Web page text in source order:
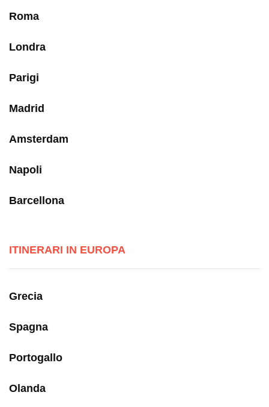
Roma
Londra
Parigi
Madrid
Amsterdam
Napoli
Barcellona
ITINERARI IN EUROPA
Grecia
Spagna
Portogallo
Olanda